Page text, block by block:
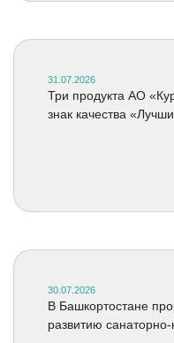
31.07.2026
Три продукта АО
знак качества
30.07.2026
В Башкортостане
развитию